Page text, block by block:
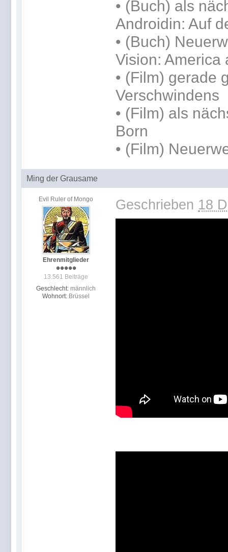
• (Buch) als
Androidin: Auf
• (Buch)
Vision: America
• (Film) gerade
Verschwindens
• (Film) als
Born
• (Film)
Ming der Grausame
Evil Ruler of Mongo
Ehrenmitglieder
13.561 Beiträge
Geschlecht: männlich
Wohnort: Brüssel
Geschrieben 18